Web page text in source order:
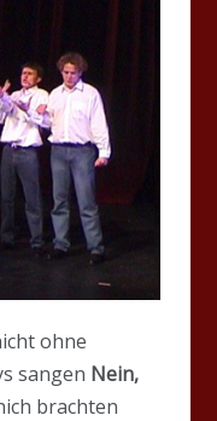
ohne
sangen Nein,
brachten